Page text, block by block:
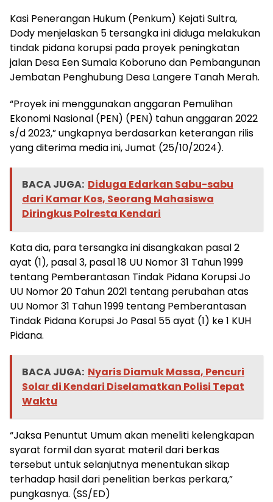
Kasi Penerangan Hukum (Penkum) Kejati Sultra,
Dody menjelaskan 5 tersangka ini diduga melakukan
tindak pidana korupsi pada proyek peningkatan
jalan Desa Een Sumala Koboruno dan Pembangunan
Jembatan Penghubung Desa Langere Tanah Merah.
“Proyek ini menggunakan anggaran Pemulihan
Ekonomi Nasional (PEN) (PEN) tahun anggaran 2022
s/d 2023,” ungkapnya berdasarkan keterangan rilis
yang diterima media ini, Jumat (25/10/2024).
BACA JUGA: Diduga Edarkan Sabu-sabu
dari Kamar Kos, Seorang Mahasiswa
Diringkus Polresta Kendari
Kata dia, para tersangka ini disangkakan pasal 2
ayat (1), pasal 3, pasal 18 UU Nomor 31 Tahun 1999
tentang Pemberantasan Tindak Pidana Korupsi Jo
UU Nomor 20 Tahun 2021 tentang perubahan atas
UU Nomor 31 Tahun 1999 tentang Pemberantasan
Tindak Pidana Korupsi Jo Pasal 55 ayat (1) ke 1 KUH
Pidana.
BACA JUGA: Nyaris Diamuk Massa, Pencuri
Solar di Kendari Diselamatkan Polisi Tepat
Waktu
“Jaksa Penuntut Umum akan meneliti kelengkapan
syarat formil dan syarat materil dari berkas
tersebut untuk selanjutnya menentukan sikap
terhadap hasil dari penelitian berkas perkara,”
pungkasnya. (SS/ED)